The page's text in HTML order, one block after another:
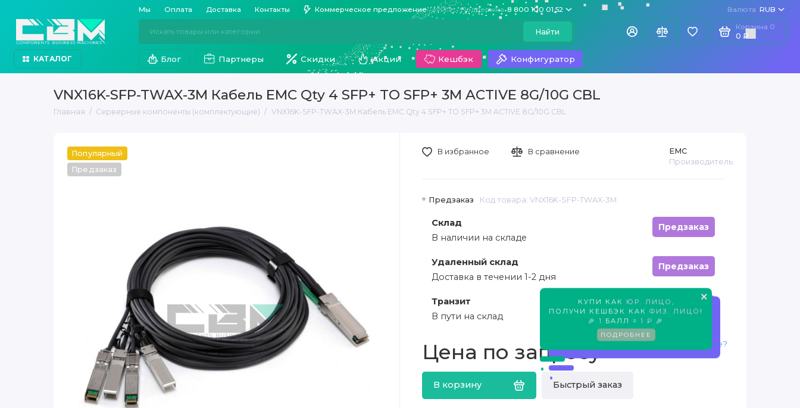
Мы Оплата Доставка Контакты Коммерческое предложение Поддержка 8 800 100 01 52 Валюта RUB
Найти
Корзина 0
0 ₽
КАТАЛОГ Блог Партнеры Скидки Акции Кешбэк Конфигуратор
VNX16K-SFP-TWAX-3M Кабель EMC Qty 4 SFP+ TO SFP+ 3M ACTIVE 8G/10G CBL
Главная Серверные компоненты (комплектующие) VNX16K-SFP-TWAX-3M Кабель EMC Qty 4 SFP+ TO SFP+ 3M ACTIVE 8G/10G CBL
Популярный
Предзаказ
×
КУПИ КАК ЮР. ЛИЦО
ПОЛУЧИ КЕШБЭК КАК ФИЗ. ЛИЦО !
🎉 1 БАЛЛ = 1 ₽ 🎉
ПОДРОБНЕЕ
Предзаказ Код товара: VNX16K-SFP-TWAX-3M
EMC
Производитель
Склад
Предзаказ
В наличии на складе
Удаленный склад
Предзаказ
Доставка в течении 1-2 дня
Транзит
Предзаказ
В пути на склад
Цена по запросу
В корзину Быстрый заказ
Нашли дешевле?
В избранное В сравнение